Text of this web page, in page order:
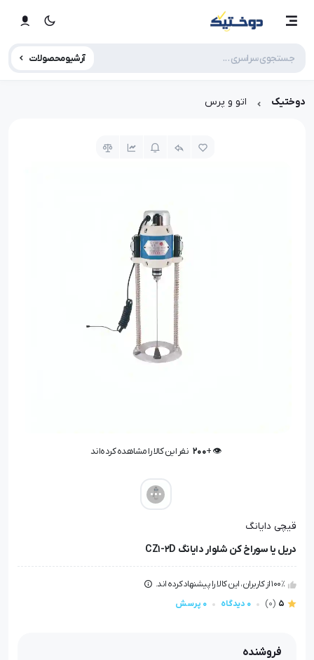
آرشیو محصولات
دوختیک اتو و پرس
👁️ +
200 نفر این کالا را مشاهده کرده‌اند
قیچی دایانگ
دریل یا سوراخ کن شلوار دایانگ CZ1-2D
100٪ از کاربران، این کالا را پیشنهاد کرده اند.
5
(0) 0 دیدگاه 0 پرسش
فروشنده